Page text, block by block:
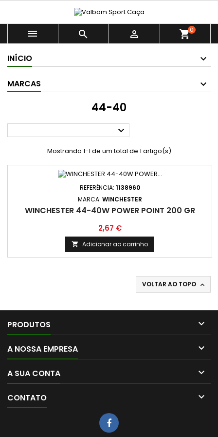
   shopping_cart0
INÍCIO
MARCAS
44-40

Mostrando 1-1 de um total de 1 artigo(s)
REFERÊNCIA: 1138960
MARCA: WINCHESTER
WINCHESTER 44-40W POWER POINT 200 GR
Preço
2,67 €
 Adicionar ao carrinho
VOLTAR AO TOPO 
PRODUTOS 
A NOSSA EMPRESA 
A SUA CONTA 
CONTATO 